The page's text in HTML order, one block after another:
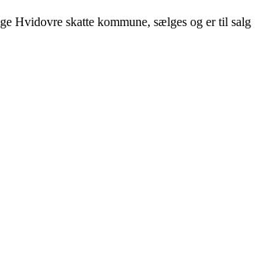
Hvidovre skatte kommune, sælges og er til salg